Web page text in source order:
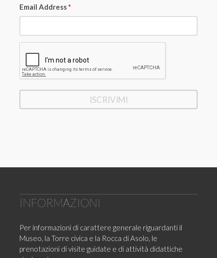
Email Address*
INFORMAZIONI
Per informazioni di carattere generale riguardanti il
Museo, la Torre civica e la Rocca di Asolo, le
prenotazioni di visite guidate e di attività didattiche